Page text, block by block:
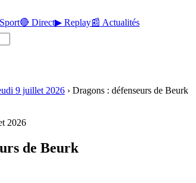
🔴 Direct▶ Replay📰 Actualités
9 juillet 2026 › Dragons : défenseurs de Beurk
2026
de Beurk